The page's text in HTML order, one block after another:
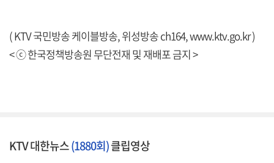
( KTV 국민방송 케이블방송, 위성방송 ch164,www.ktv.go.kr)
< ⓒ 한국정책방송원 무단전재 및 재배포 금지 >
KTV 대한뉴스(1880회)클립영상